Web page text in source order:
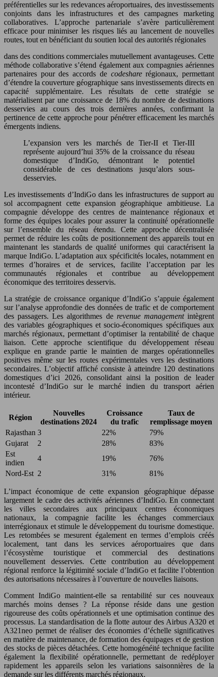
préférentielles sur les redevances aéroportuaires, des investissements
conjoints dans les infrastructures et des campagnes marketing
collaboratives. L’approche partenariale s’avère particulièrement
efficace pour minimiser les risques liés au lancement de nouvelles
routes, tout en bénéficiant du soutien local des autorités régionales
dans des conditions commerciales mutuellement avantageuses. Cette
méthode collaborative s’étend également aux compagnies aériennes
partenaires pour des accords de codesharerégionaux, permettant
d’étendre la couverture géographique sans investissements directs en
capacité supplémentaire. Les résultats de cette stratégie se
matérialisent par une croissance de 18% du nombre de destinations
desservies au cours des trois dernières années, confirmant la
pertinence de cette approche pour pénétrer efficacement les marchés
émergents indiens.
L’expansion vers les marchés de Tier-II et Tier-III
représente aujourd’hui 35% de la croissance du réseau
domestique d’IndiGo, démontrant le potentiel
considérable de ces destinations jusqu’alors sous-
desservies.
Les investissements d’IndiGo dans les infrastructures de support au
sol accompagnent cette expansion géographique ambitieuse. La
compagnie développe des centres de maintenance régionaux et
forme des équipes locales pour assurer la continuité opérationnelle
sur l’ensemble du réseau étendu. Cette approche décentralisée
permet de réduire les coûts de positionnement des appareils tout en
maintenant les standards de qualité uniformes qui caractérisent la
marque IndiGo. L’adaptation aux spécificités locales, notamment en
termes d’horaires et de services, facilite l’acceptation par les
communautés régionales et contribue au développement
économique des territoires desservis.
La stratégie de croissance organique d’IndiGo s’appuie également
sur l’analyse approfondie des données de trafic et de comportement
des passagers. Les algorithmes de revenue managementintègrent
des variables géographiques et socio-économiques spécifiques aux
marchés régionaux, permettant d’optimiser la rentabilité de chaque
liaison. Cette approche scientifique du développement réseau
explique en grande partie le maintien de marges opérationnelles
positives même sur les routes expérimentales vers les destinations
secondaires. L’objectif affiché consiste à atteindre 120 destinations
domestiques d’ici 2026, consolidant ainsi la position de leader
incontesté d’IndiGo sur le marché indien du transport aérien
intérieur.
Région
Nouvelles
destinations 2024
Croissance
du trafic
Taux de
remplissage moyen
Rajasthan 3 22%
79%
Gujarat
2 28%
83%
Est
indien
4 19%
76%
Nord-Est 2 31% 81%
L’impact économique de cette expansion géographique dépasse
largement le cadre des activités aériennes d’IndiGo. En connectant
les villes secondaires aux principaux centres économiques
nationaux, la compagnie facilite les échanges commerciaux
interrégionaux et stimule le développement du tourisme domestique.
Les retombées se mesurent également en termes d’emplois créés
localement, tant dans les services aéroportuaires que dans
l’écosystème touristique et commercial des destinations
nouvellement desservies. Cette contribution au développement
régional renforce la légitimité sociale d’IndiGo et facilite l’obtention
des autorisations nécessaires à l’ouverture de nouvelles liaisons.
Comment IndiGo maintient-elle sa rentabilité sur ces nouveaux
marchés moins denses ? La réponse réside dans une gestion
rigoureuse des coûts opérationnels et une optimisation continue des
processus. La standardisation de la flotte autour des Airbus A320 et
A321neo permet de réaliser des économies d’échelle significatives
en matière de maintenance, de formation des équipages et de gestion
des stocks de pièces détachées. Cette homogénéité technique facilite
également la flexibilité opérationnelle, permettant de redéployer
rapidement les appareils selon les variations saisonnières de la
demande sur les différents marchés régionaux.